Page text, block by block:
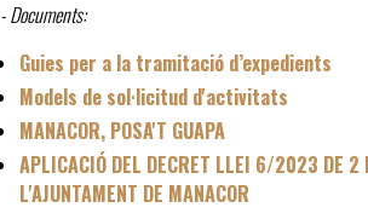
- Documents:
Guies per a la tramitació d’expedients
Models de sol·licitud d'activitats
MANACOR, POSA'T GUAPA
APLICACIÓ DEL DECRET LLEI 6/2023 DE 2
L'AJUNTAMENT DE MANACOR